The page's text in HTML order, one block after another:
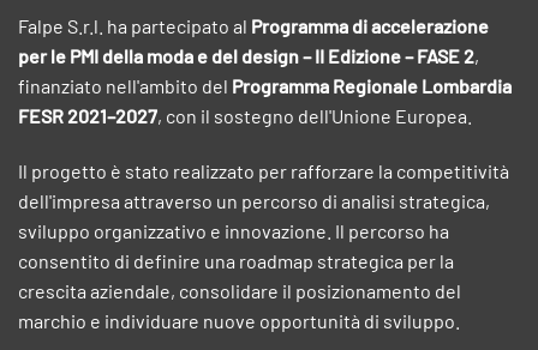
Falpe S.r.l. ha partecipato al Programma di accelerazione
per le PMI della moda e del design – II Edizione – FASE 2,
finanziato nell'ambito del Programma Regionale Lombardia
FESR 2021–2027, con il sostegno dell'Unione Europea.
Il progetto è stato realizzato per rafforzare la competitività
dell'impresa attraverso un percorso di analisi strategica,
sviluppo organizzativo e innovazione. Il percorso ha
consentito di definire una roadmap strategica per la
crescita aziendale, consolidare il posizionamento del
marchio e individuare nuove opportunità di sviluppo.